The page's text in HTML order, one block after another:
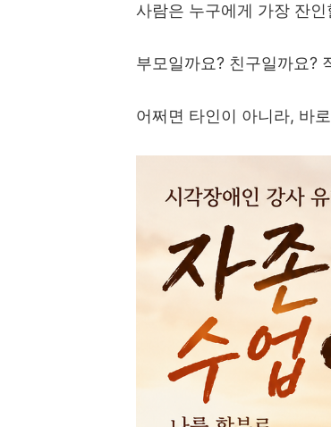
사람은 누구에게 가장 잔인
부모일까요? 친구일까요?
어쩌면 타인이 아니라, 바